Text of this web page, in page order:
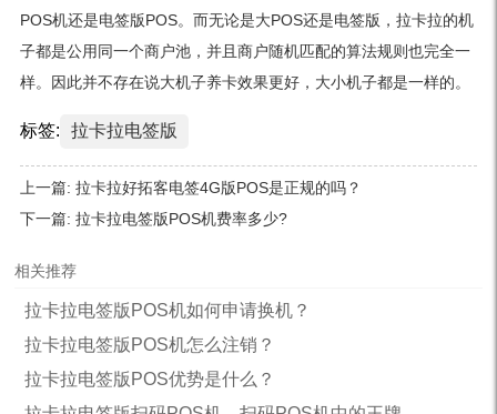
POS机还是电签版POS。而无论是大POS还是电签版，拉卡拉的机
子都是公用同一个商户池，并且商户随机匹配的算法规则也完全一
样。因此并不存在说大机子养卡效果更好，大小机子都是一样的。
标签: 拉卡拉电签版
上一篇: 拉卡拉好拓客电签4G版POS是正规的吗？
下一篇: 拉卡拉电签版POS机费率多少?
相关推荐
拉卡拉电签版POS机如何申请换机？
拉卡拉电签版POS机怎么注销？
拉卡拉电签版POS优势是什么？